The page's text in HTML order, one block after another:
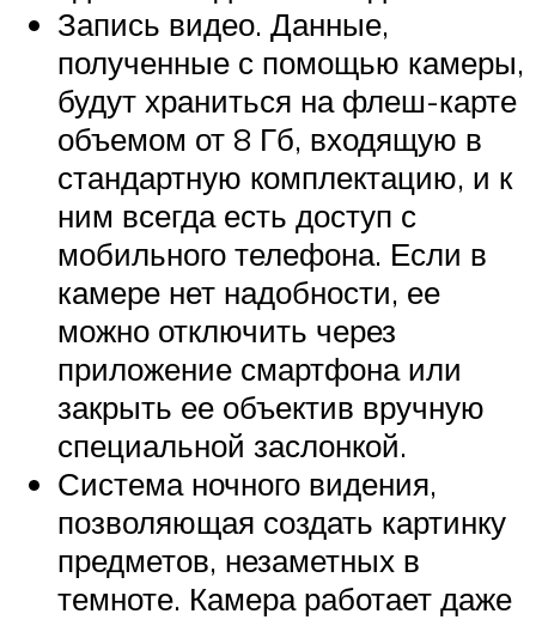
Запись видео. Данные,
полученные с помощью камеры,
будут храниться на флеш-карте
объемом от 8 Гб, входящую в
стандартную комплектацию, и к
ним всегда есть доступ с
мобильного телефона. Если в
камере нет надобности, ее
можно отключить через
приложение смартфона или
закрыть ее объектив вручную
специальной заслонкой.
Система ночного видения,
позволяющая создать картинку
предметов, незаметных в
темноте. Камера работает даже